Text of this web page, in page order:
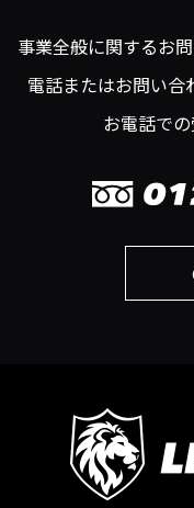
事業全般に関するお
電話またはお問い合
お電話で